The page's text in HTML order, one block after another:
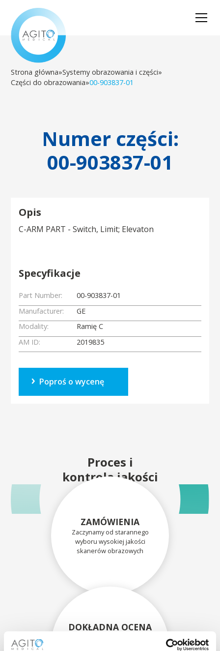
Strona główna»Systemy obrazowania i części»
Części do obrazowania»00-903837-01
Numer części:
00-903837-01
Opis
C-ARM PART - Switch, Limit; Elevaton
Specyfikacje
Part Number:
00-903837-01
Manufacturer:
GE
Modality:
Ramię C
AM ID:
2019835
Poproś o wycenę
Proces i
kontrola jakości
ZAMÓWIENIA
Zaczynamy od starannego
wyboru wysokiej jakości
skanerów obrazowych
DOKŁADNA OCENA